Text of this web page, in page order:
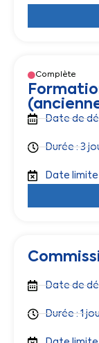
Date de
Durée : 3
Date
Complète
Date de
Durée : 1